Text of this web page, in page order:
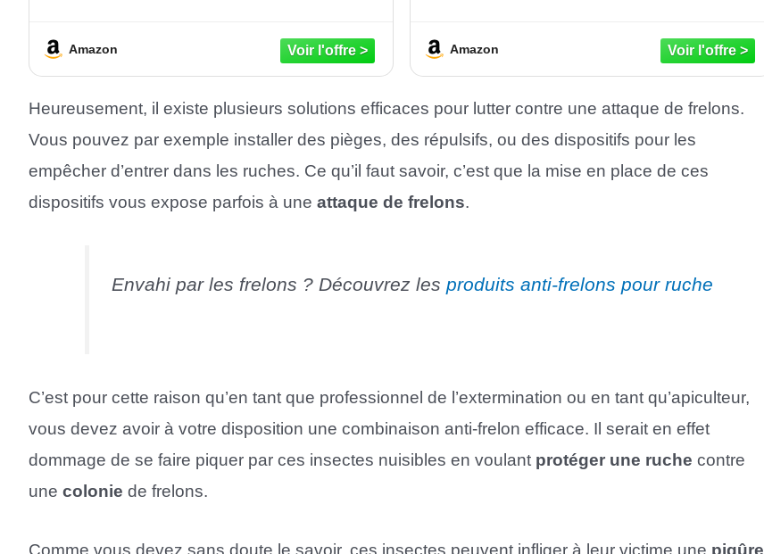
Amazon Amazon
Heureusement, il existe plusieurs solutions efficaces pour lutter contre une attaque de frelons.
Vous pouvez par exemple installer des pièges, des répulsifs, ou des dispositifs pour les
empêcher d’entrer dans les ruches. Ce qu’il faut savoir, c’est que la mise en place de ces
dispositifs vous expose parfois à une attaque de frelons.
Envahi par les frelons ? Découvrez les produits anti-frelons pour ruche
C’est pour cette raison qu’en tant que professionnel de l’extermination ou en tant qu’apiculteur,
vous devez avoir à votre disposition une combinaison anti-frelon efficace. Il serait en effet
dommage de se faire piquer par ces insectes nuisibles en voulant protéger une ruche contre
une colonie de frelons.
Comme vous devez sans doute le savoir, ces insectes peuvent infliger à leur victime une piqûre